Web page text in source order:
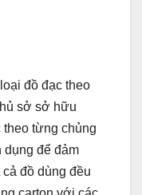
đồ đạc theo
sở sở hữu
theo từng chủng
dụng để đảm
đồ dùng đều